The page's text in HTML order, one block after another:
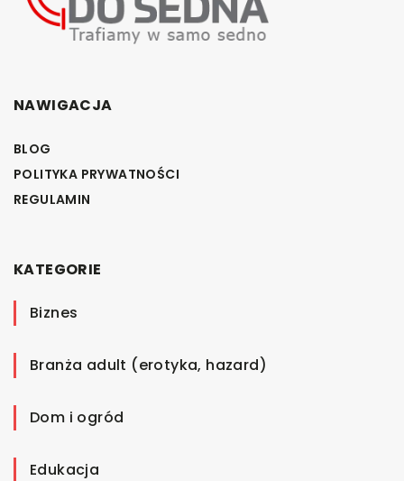
NAWIGACJA
BLOG
POLITYKA PRYWATNOŚCI
REGULAMIN
KATEGORIE
Biznes
Branża adult (erotyka, hazard)
Dom i ogród
Edukacja